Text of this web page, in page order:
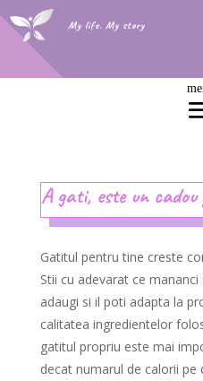
My life. My story
A gati, este un
Gatitul pentru tine creste
Stii cu adevarat ce
adaugi si il poti adapta la
calitatea ingredientelor
gatitul propriu este mai
decat numarul de calorii pe